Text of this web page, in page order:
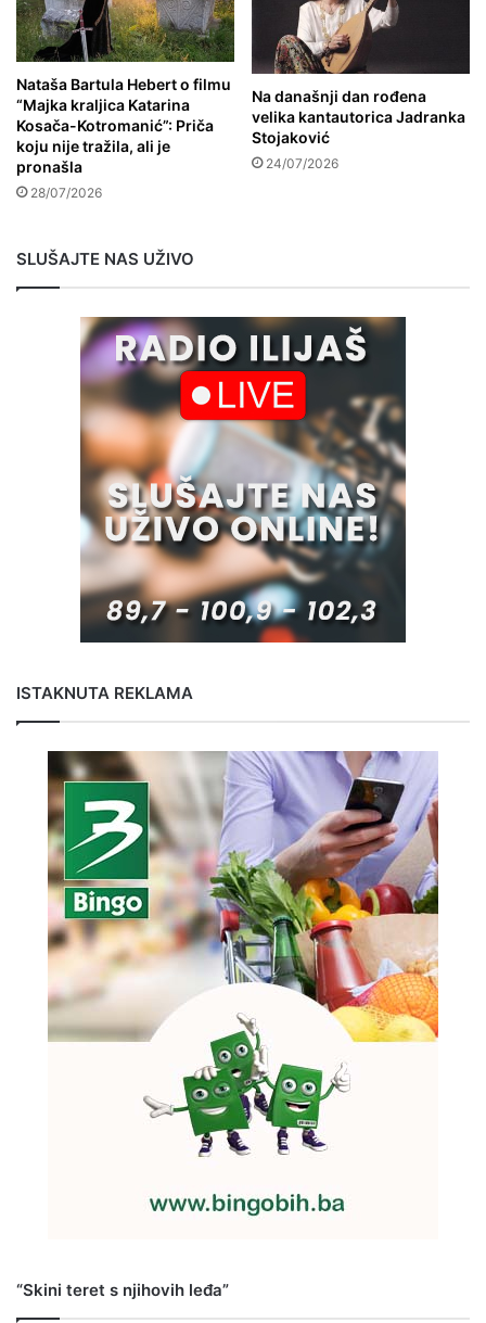
Nataša Bartula Hebert o filmu
“Majka kraljica Katarina
Kosača-Kotromanić”: Priča
koju nije tražila, ali je
pronašla
28/07/2026
Na današnji dan rođena
velika kantautorica Jadranka
Stojaković
24/07/2026
SLUŠAJTE NAS UŽIVO
ISTAKNUTA REKLAMA
“Skini teret s njihovih leđa”